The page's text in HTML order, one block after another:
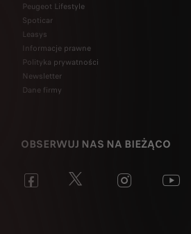
Peugeot Lifestyle
Spoticar
Leasys
Informacje prawne
Polityka prywatności
Newsletter
Dane firmy
OBSERWUJ NAS NA BIEŻĄCO